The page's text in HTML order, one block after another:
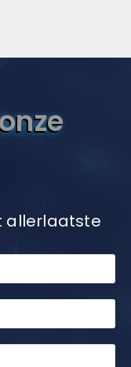
allerlaatste